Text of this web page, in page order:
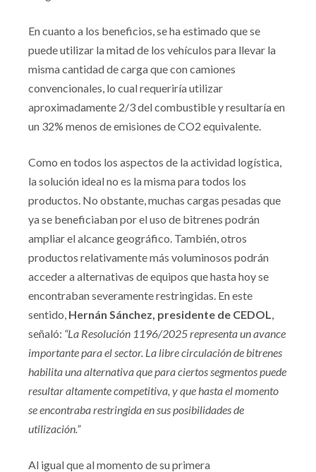
En cuanto a los beneficios, se ha estimado que se
puede utilizar la mitad de los vehículos para llevar la
misma cantidad de carga que con camiones
convencionales, lo cual requeriría utilizar
aproximadamente 2/3 del combustible y resultaría en
un 32% menos de emisiones de CO2 equivalente.
Como en todos los aspectos de la actividad logística,
la solución ideal no es la misma para todos los
productos. No obstante, muchas cargas pesadas que
ya se beneficiaban por el uso de bitrenes podrán
ampliar el alcance geográfico. También, otros
productos relativamente más voluminosos podrán
acceder a alternativas de equipos que hasta hoy se
encontraban severamente restringidas. En este
sentido, Hernán Sánchez, presidente de CEDOL,
señaló: “La Resolución 1196/2025 representa un avance
importante para el sector. La libre circulación de bitrenes
habilita una alternativa que para ciertos segmentos puede
resultar altamente competitiva, y que hasta el momento
se encontraba restringida en sus posibilidades de
utilización.”
Al igual que al momento de su primera